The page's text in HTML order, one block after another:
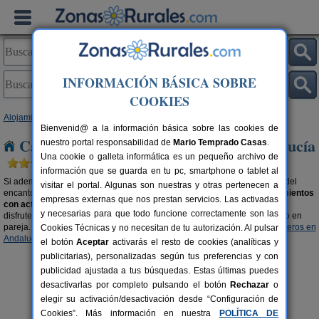
Alojamientos
Casas Rurales con actividades en Andalucía
Si además de desconectar, disfrutar de la tranquilidad de la naturaleza y del
encanto de un bello paisaje, buscas un poco de turismo activo, los
alojamientos
con actividades en Andalucíate presentan múltiples opciones para que
disfrutes de tu viaje con otras alternativas de ocio con familiares, amigos o en
pareja. También, te recomendamos buscar Casas recomendadas por viajeros en
Andalucía, un listado de las mejor valoradas.
INFORMACIÓN BÁSICA SOBRE
COOKIES
Bienvenid@ a la información básica sobre las cookies de
nuestro portal responsabilidad de Mario Temprado Casas.
Una cookie o galleta informática es un pequeño archivo de
información que se guarda en tu pc, smartphone o tablet al
visitar el portal. Algunas son nuestras y otras pertenecen a
empresas externas que nos prestan servicios. Las activadas
y necesarias para que todo funcione correctamente son las
Cookies Técnicas y no necesitan de tu autorización. Al pulsar
el botónAceptar activarás el resto de cookies (analíticas y
publicitarias), personalizadas según tus preferencias y con
publicidad ajustada a tus búsquedas. Estas últimas puedes
desactivarlas por completo pulsando el botón Rechazar o
elegir su activación/desactivación desde “Configuración de
Cookies”. Más información en nuestra
POLÍTICA DE